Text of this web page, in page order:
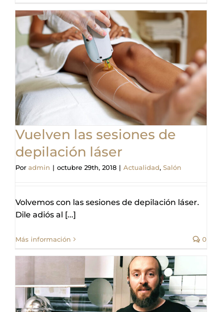
Vuelven las sesiones de
depilación láser
Por admin | octubre 29th, 2018 | Actualidad, Salón
Volvemos con las sesiones de depilación láser.
Dile adiós al [...]
Más información 0